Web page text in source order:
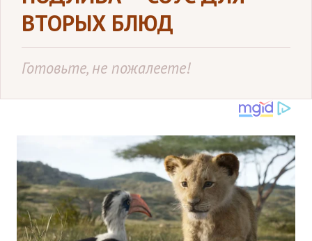
ВТОРЫХ БЛЮД
Готовьте, не пожалеете!